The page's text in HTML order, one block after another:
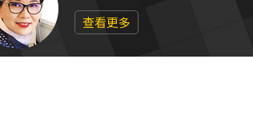
查看更多